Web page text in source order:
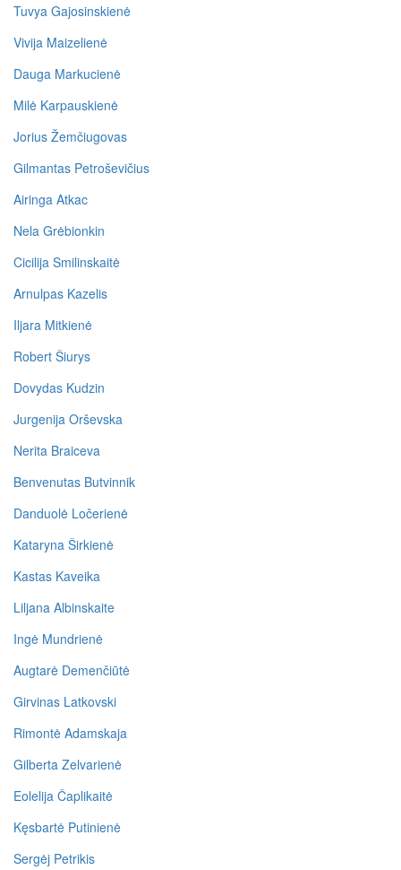
Tuvya Gajosinskienė
Vivija Maizelienė
Dauga Markucienė
Milė Karpauskienė
Jorius Žemčiugovas
Gilmantas Petroševičius
Airinga Atkac
Nela Grėbionkin
Cicilija Smilinskaitė
Arnulpas Kazelis
Iljara Mitkienė
Robert Šiurys
Dovydas Kudzin
Jurgenija Orševska
Nerita Braiceva
Benvenutas Butvinnik
Danduolė Ločerienė
Kataryna Širkienė
Kastas Kaveika
Liljana Albinskaite
Ingė Mundrienė
Augtarė Demenčiūtė
Girvinas Latkovski
Rimontė Adamskaja
Gilberta Zelvarienė
Eolelija Čaplikaitė
Kęsbartė Putinienė
Sergėj Petrikis